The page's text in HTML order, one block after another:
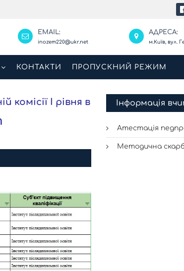
EMAIL:
inozem220@ukr.net
АДРЕСА:
м.Київ, вул.
КОНТАКТИ ПРОПУСКНИЙ РЕЖИМ
І рівня в
Інформація
Атестація
Методична